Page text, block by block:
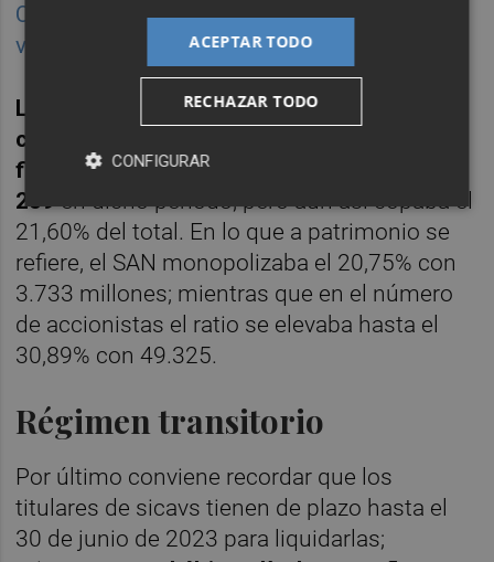
Comunitat Valenciana que optan por dicha
vía.
La entidad presidida por Ana Botín ha visto
como el número de estas figuras
financieras bajo su control caída hasta las
259en dicho periodo, pero aún así copaba el
21,60% del total. En lo que a patrimonio se
refiere, el SAN monopolizaba el 20,75% con
3.733 millones; mientras que en el número
de accionistas el ratio se elevaba hasta el
30,89% con 49.325.
Régimen transitorio
Por último conviene recordar que los
titulares de sicavs tienen de plazo hasta el
30 de junio de 2023 para liquidarlas;
ACEPTAR TODO
RECHAZAR TODO
CONFIGURAR